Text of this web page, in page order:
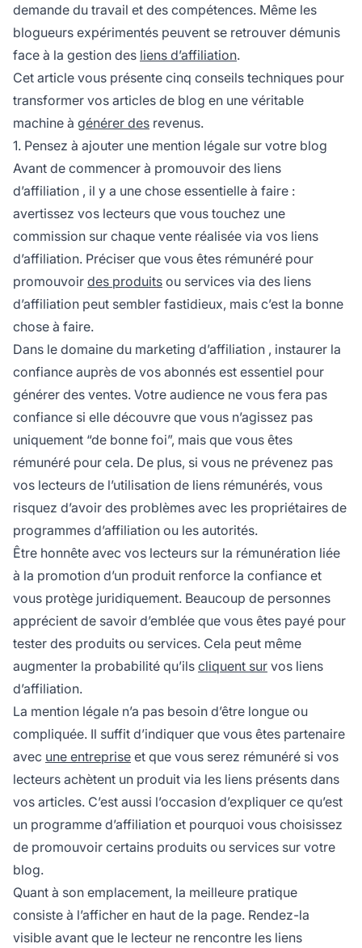
demande du travail et des compétences. Même les
blogueurs expérimentés peuvent se retrouver démunis
face à la gestion des liens d’affiliation.
Cet article vous présente cinq conseils techniques pour
transformer vos articles de blog en une véritable
machine à générer des revenus.
1. Pensez à ajouter une mention légale sur votre blog
Avant de commencer à promouvoir des liens
d’affiliation , il y a une chose essentielle à faire :
avertissez vos lecteurs que vous touchez une
commission sur chaque vente réalisée via vos liens
d’affiliation. Préciser que vous êtes rémunéré pour
promouvoir des produits ou services via des liens
d’affiliation peut sembler fastidieux, mais c’est la bonne
chose à faire.
Dans le domaine du marketing d’affiliation , instaurer la
confiance auprès de vos abonnés est essentiel pour
générer des ventes. Votre audience ne vous fera pas
confiance si elle découvre que vous n’agissez pas
uniquement “de bonne foi”, mais que vous êtes
rémunéré pour cela. De plus, si vous ne prévenez pas
vos lecteurs de l’utilisation de liens rémunérés, vous
risquez d’avoir des problèmes avec les propriétaires de
programmes d’affiliation ou les autorités.
Être honnête avec vos lecteurs sur la rémunération liée
à la promotion d’un produit renforce la confiance et
vous protège juridiquement. Beaucoup de personnes
apprécient de savoir d’emblée que vous êtes payé pour
tester des produits ou services. Cela peut même
augmenter la probabilité qu’ils cliquent sur vos liens
d’affiliation.
La mention légale n’a pas besoin d’être longue ou
compliquée. Il suffit d’indiquer que vous êtes partenaire
avec une entreprise et que vous serez rémunéré si vos
lecteurs achètent un produit via les liens présents dans
vos articles. C’est aussi l’occasion d’expliquer ce qu’est
un programme d’affiliation et pourquoi vous choisissez
de promouvoir certains produits ou services sur votre
blog.
Quant à son emplacement, la meilleure pratique
consiste à l’afficher en haut de la page. Rendez-la
visible avant que le lecteur ne rencontre les liens